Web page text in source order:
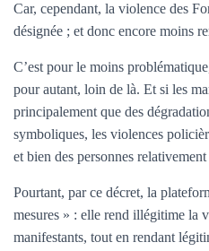
Car, cependant, la violence des
désignée ; et donc encore moins
C’est pour le moins
pour autant, loin de là. Et si les
principalement que des
symboliques, les violences
et bien des personnes relativement
Pourtant, par ce décret, la
mesures » : elle rend illégitime la
manifestants, tout en rendant